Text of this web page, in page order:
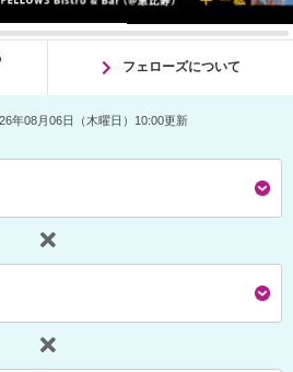
フェローズについて
年08月06日（木曜日）10:00更新